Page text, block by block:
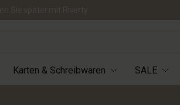
Karten & Schreibwaren SALE